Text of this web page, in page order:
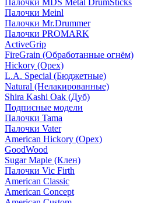
Палочки MDS Metal DrumSticks
Палочки Meinl
Палочки Mr.Drummer
Палочки PROMARK
ActiveGrip
FireGrain (Обработанные огнём)
Hickory (Орех)
L.A. Special (Бюджетные)
Natural (Нелакированные)
Shira Kashi Oak (Дуб)
Подписные модели
Палочки Tama
Палочки Vater
American Hickory (Орех)
GoodWood
Sugar Maple (Клен)
Палочки Vic Firth
American Classic
American Concept